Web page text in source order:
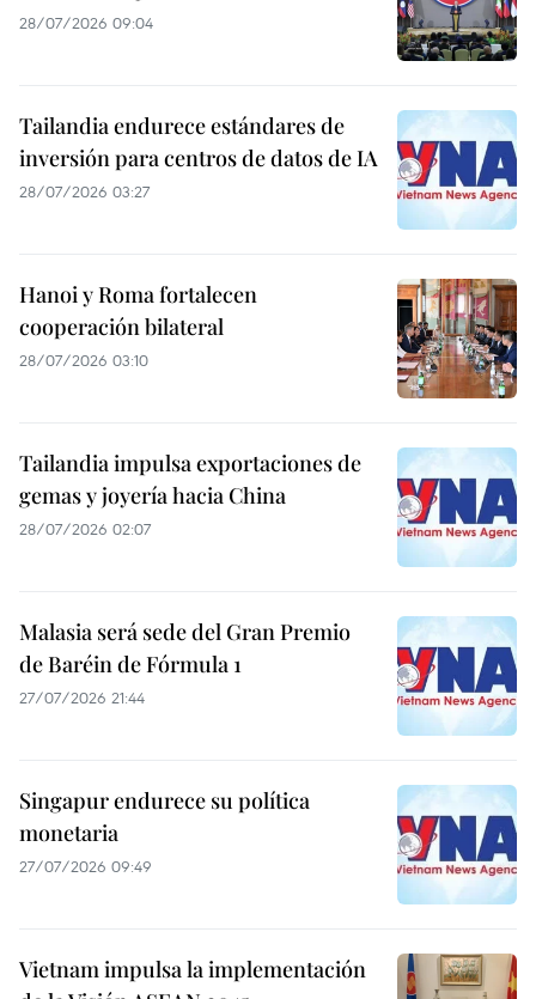
28/07/2026 09:04
Tailandia endurece estándares de
inversión para centros de datos de IA
28/07/2026 03:27
Hanoi y Roma fortalecen
cooperación bilateral
28/07/2026 03:10
Tailandia impulsa exportaciones de
gemas y joyería hacia China
28/07/2026 02:07
Malasia será sede del Gran Premio
de Baréin de Fórmula 1
27/07/2026 21:44
Singapur endurece su política
monetaria
27/07/2026 09:49
Vietnam impulsa la implementación